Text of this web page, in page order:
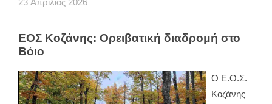
23 Απρίλιος 2026
ΕΟΣ Κοζάνης: Ορειβατική διαδρομή στο
Βόιο
Ο Ε.Ο.Σ.
Κοζάνης